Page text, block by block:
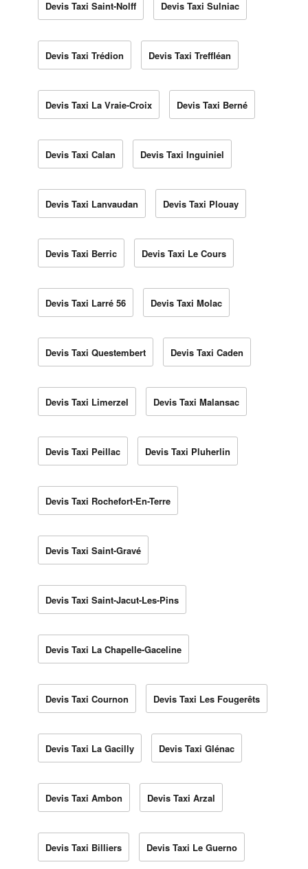
Devis Taxi Saint-Nolff Devis Taxi Sulniac
Devis Taxi Trédion Devis Taxi Treffléan
Devis Taxi La Vraie-Croix Devis Taxi Berné
Devis Taxi Calan Devis Taxi Inguiniel
Devis Taxi Lanvaudan Devis Taxi Plouay
Devis Taxi Berric Devis Taxi Le Cours
Devis Taxi Larré 56 Devis Taxi Molac
Devis Taxi Questembert Devis Taxi Caden
Devis Taxi Limerzel Devis Taxi Malansac
Devis Taxi Peillac Devis Taxi Pluherlin
Devis Taxi Rochefort-En-Terre
Devis Taxi Saint-Gravé
Devis Taxi Saint-Jacut-Les-Pins
Devis Taxi La Chapelle-Gaceline
Devis Taxi Cournon Devis Taxi Les Fougerêts
Devis Taxi La Gacilly Devis Taxi Glénac
Devis Taxi Ambon Devis Taxi Arzal
Devis Taxi Billiers Devis Taxi Le Guerno